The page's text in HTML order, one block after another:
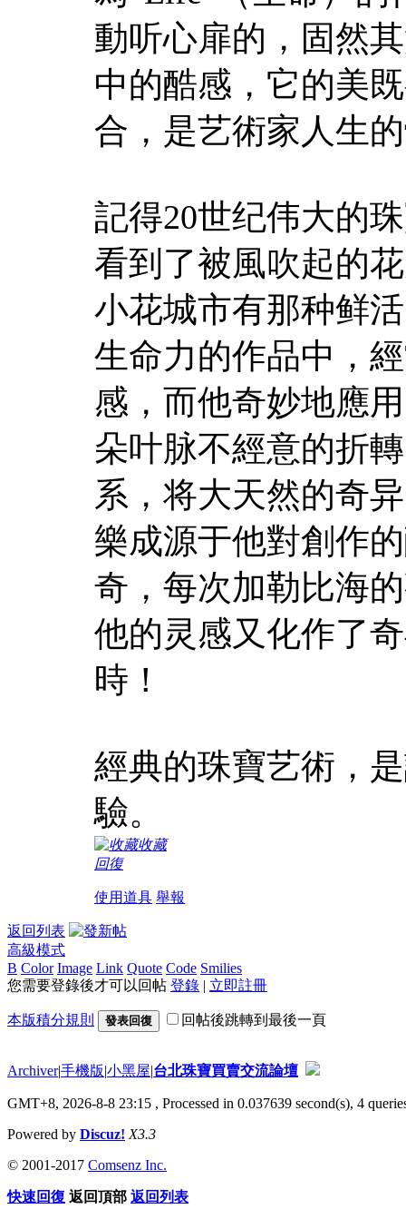
動听心扉的，固然
中的酷感，它的美
合，是艺術家人生
記得20世纪伟大的
看到了被風吹起的
小花城市有那种鲜
生命力的作品中，
感，而他奇妙地應
朵叶脉不經意的折
系，将大天然的奇
樂成源于他對創作
奇，每次加勒比海
他的灵感又化作了
時！
經典的珠寶艺術，
驗。
收藏
回復
使用道具 舉報
返回列表
高級模式
B Color Image Link Quote Code Smilies
您需要登錄後才可以回帖 登錄 | 立即註冊
本版積分規則 發表回復 回帖後跳轉到最後一頁
Archiver|手機版|小黑屋|台北珠寶買賣交流論壇
GMT+8, 2026-8-8 23:15 , Processed in 0.037639 second(s), 4
Powered by Discuz! X3.3
© 2001-2017 Comsenz Inc.
快速回復 返回頂部 返回列表